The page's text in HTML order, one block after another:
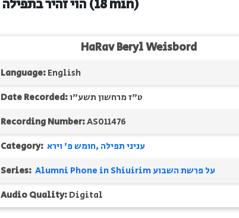
הוי זהיר בתפילה(18 min)
HaRav Beryl Weisbord
Language:English
Date Recorded:ט"ז מרחשון תשע"ו
Recording Number:AS011476
Category: חומש פ' וירא עניני תפילה
Series:
Alumni Phone in Shiuirim על פרשת השבוע
Audio Quality:Digital